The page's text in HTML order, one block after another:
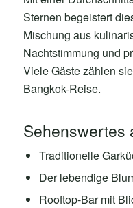
Sternen begeistert
Mischung aus
Nachtstimmung und
Viele Gäste zählen
Bangkok-Reise.
Sehenswertes
Traditionelle
Der lebendige
Rooftop-Bar mit